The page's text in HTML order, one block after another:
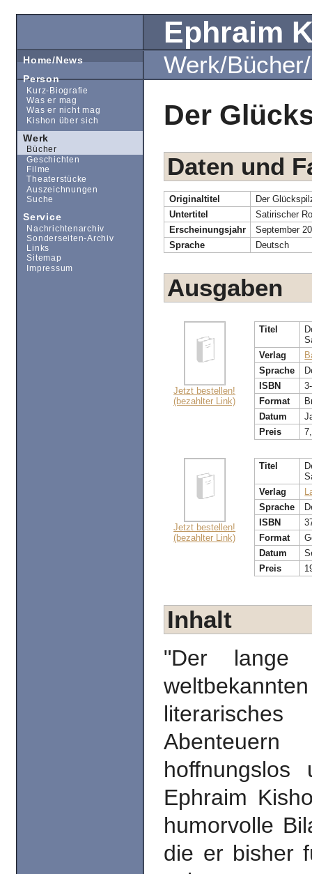
Ephraim
Werk/
Der
Daten und
Originaltitel
Der
Untertitel
Satirischer
Erscheinungsjahr
September
Sprache
Deutsch
Ausgaben
Jetzt bestellen!
(bezahlter Link)
Titel
Verlag
Sprache
ISBN
Format
Datum
Preis
Jetzt bestellen!
(bezahlter Link)
Titel
Verlag
Sprache
ISBN
Format
Datum
Preis
Inhalt
"Der lange
Abenteuern
hoffnungslos
Ephraim
humorvolle
die er bisher
Home/News
Person
Kurz-Biografie
Was er mag
Was er nicht mag
Kishon über sich
Werk
Bücher
Geschichten
Filme
Theaterstücke
Auszeichnungen
Suche
Service
Nachrichtenarchiv
Sonderseiten-Archiv
Links
Sitemap
Impressum